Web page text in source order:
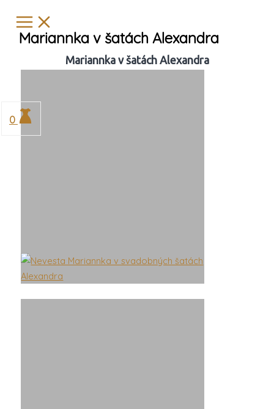
obsah
0
Mariannka v šatách Alexandra
Mariannka v šatách Alexandra
…